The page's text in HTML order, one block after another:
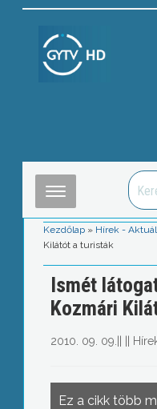
Kezdőlap » Hírek -
Kilátót a turisták
Ismét
Kozmári
2010. 09. 09.
Ez a cikk több